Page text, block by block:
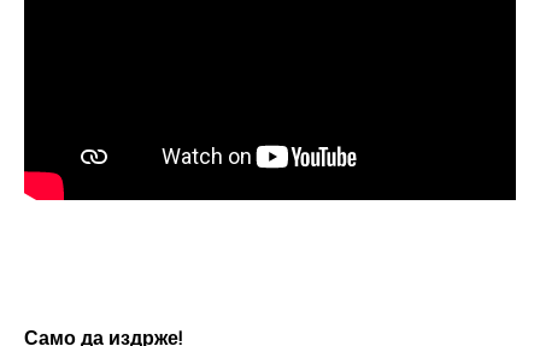
Само да издрже!